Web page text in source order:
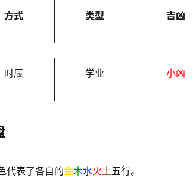
方式 类型 吉凶
时辰 学业 小凶
代表了各自的金木水火土五行。